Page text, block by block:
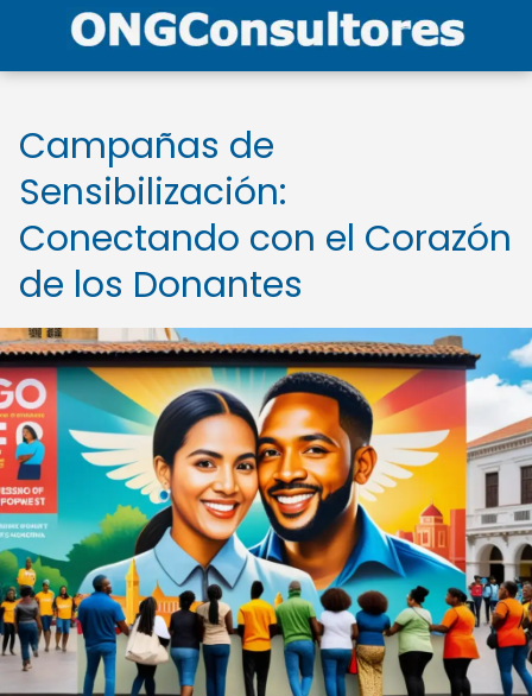
Campañas de
Sensibilización:
Conectando con el Corazón
de los Donantes